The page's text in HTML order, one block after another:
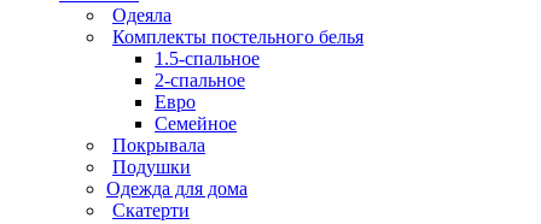
Одеяла
Комплекты постельного белья
1.5-спальное
2-спальное
Евро
Семейное
Покрывала
Подушки
Одежда для дома
Скатерти